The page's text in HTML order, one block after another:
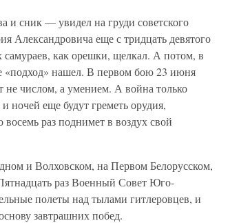
и сник — увидел на груди советского
Александровича еще с тридцать девятого
как орешки, щелкал. А потом, в
нашел. В первом бою 23 июня
не числом, а умением. А война только
ночей еще будут греметь орудия,
восемь раз поднимет в воздух свой
и Волховском, на Первом Белорусском,
раз Военный Совет Юго-
полеты над тылами гитлеровцев, и
завтрашних побед.